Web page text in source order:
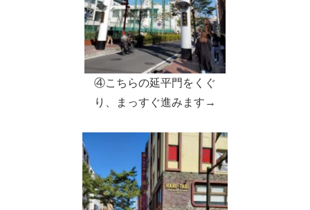
④こちらの延平門をくぐ
り、まっすぐ進みます→